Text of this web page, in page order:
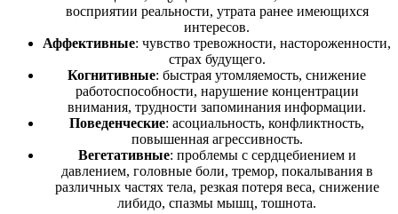
восприятии реальности, утрата ранее имеющихся
интересов.
Аффективные: чувство тревожности, настороженности,
страх будущего.
Когнитивные: быстрая утомляемость, снижение
работоспособности, нарушение концентрации
внимания, трудности запоминания информации.
Поведенческие: асоциальность, конфликтность,
повышенная агрессивность.
Вегетативные: проблемы с сердцебиением и
давлением, головные боли, тремор, покалывания в
различных частях тела, резкая потеря веса, снижение
либидо, спазмы мышц, тошнота.